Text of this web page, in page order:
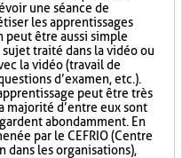
une séance de
les apprentissages
peut être aussi simple
traité dans la vidéo ou
la vidéo (travail de
d’examen, etc.).
peut être très
majorité d’entre eux sont
abondamment. En
par le CEFRIO (Centre
dans les organisations),